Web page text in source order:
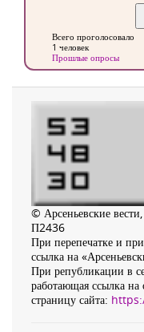
Всего проголосовало
1 человек
Прошлые опросы
© Арсеньевские
П2436
При перепечатке и
ссылка на
При републикации в
работающая ссылка на
страницу сайта: